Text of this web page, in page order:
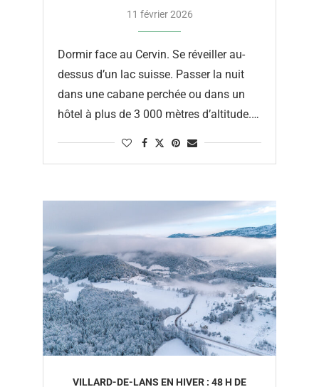
11 février 2026
Dormir face au Cervin. Se réveiller au-
dessus d’un lac suisse. Passer la nuit
dans une cabane perchée ou dans un
hôtel à plus de 3 000 mètres d’altitude.
VILLARD-DE-LANS EN HIVER : 48 H DE